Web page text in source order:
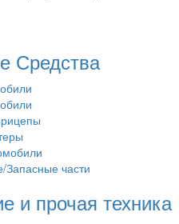
Средства
части
и прочая техника